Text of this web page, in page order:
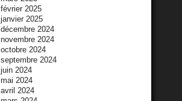
février 2025
janvier 2025
décembre 2024
novembre 2024
octobre 2024
septembre 2024
juin 2024
mai 2024
avril 2024